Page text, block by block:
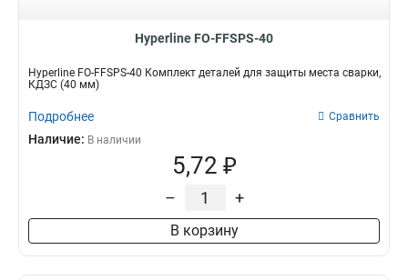
Hyperline FO-FFSPS-40
Hyperline FO-FFSPS-40 Комплект деталей для защиты места сварки,
КДЗС (40 мм)
Подробнее Сравнить
Наличие: В наличии
5,72 ₽
– +
В корзину